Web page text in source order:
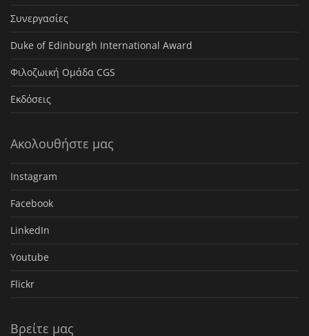
Συνεργασίες
Duke of Edinburgh International Award
Φιλοζωική Ομάδα CGS
Εκδόσεις
Ακολουθήστε μας
Instagram
Facebook
LinkedIn
Youtube
Flickr
Βρείτε μας